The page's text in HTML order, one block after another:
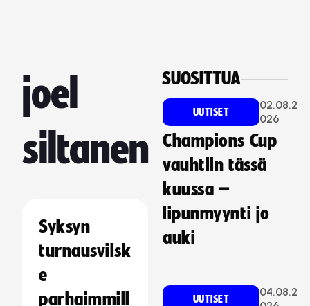
joel
siltanen
Syksyn
turnausvilsk
e
parhaimmill
SUOSITTUA
UUTISET
02.08.2
026
Champions Cup
vauhtiin tässä
kuussa –
lipunmyynti jo
auki
UUTISET
04.08.2